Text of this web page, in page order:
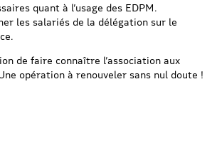
quant à l’usage des EDPM.
les salariés de la délégation sur le
de faire connaître l’association aux
opération à renouveler sans nul doute !